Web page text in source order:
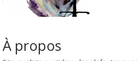
À propos